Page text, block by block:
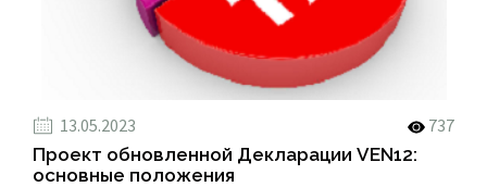
13.05.2023
737
Проект обновленной Декларации VEN12:
основные положения